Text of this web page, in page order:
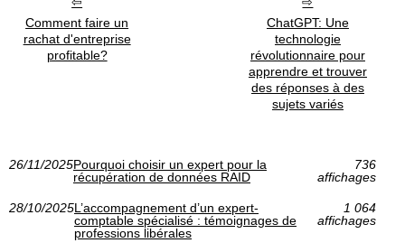
Comment faire un
rachat d'entreprise
profitable?
ChatGPT: Une
technologie
révolutionnaire pour
apprendre et trouver
des réponses à des
sujets variés
26/11/2025Pourquoi choisir un expert pour la
récupération de données RAID
736
affichages
28/10/2025L’accompagnement d’un expert-
comptable spécialisé : témoignages de
professions libérales
1 064
affichages